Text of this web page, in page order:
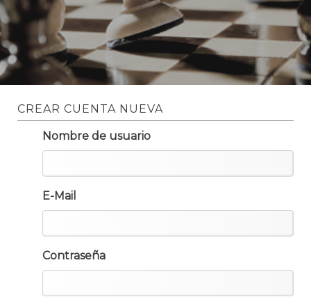
CREAR CUENTA NUEVA
Nombre de usuario
E-Mail
Contraseña